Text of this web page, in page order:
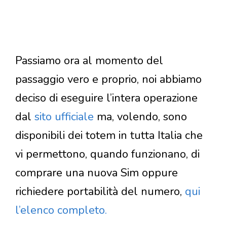
Passiamo ora al momento del
passaggio vero e proprio, noi abbiamo
deciso di eseguire l’intera operazione
dal sito ufficiale ma, volendo, sono
disponibili dei totem in tutta Italia che
vi permettono, quando funzionano, di
comprare una nuova Sim oppure
richiedere portabilità del numero, qui
l’elenco completo.